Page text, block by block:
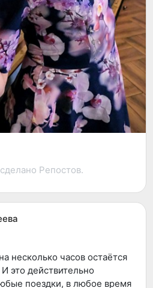
сделано Репостов.
несколько часов остаётся
это действительно
поездки, в любое время